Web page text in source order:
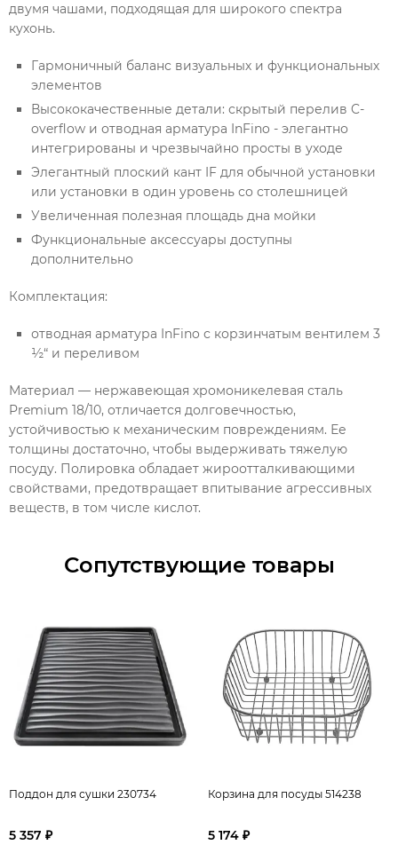
двумя чашами, подходящая для широкого спектра
кухонь.
Гармоничный баланс визуальных и функциональных
элементов
Высококачественные детали: скрытый перелив C-
overflow и отводная арматура InFino - элегантно
интегрированы и чрезвычайно просты в уходе
Элегантный плоский кант IF для обычной установки
или установки в один уровень со столешницей
Увеличенная полезная площадь дна мойки
Функциональные аксессуары доступны
дополнительно
Комплектация:
отводная арматура InFino с корзинчатым вентилем 3
½“ и переливом
Материал — нержавеющая хромоникелевая сталь
Premium 18/10, отличается долговечностью,
устойчивостью к механическим повреждениям. Ее
толщины достаточно, чтобы выдерживать тяжелую
посуду. Полировка обладает жироотталкивающими
свойствами, предотвращает впитывание агрессивных
веществ, в том числе кислот.
Сопутствующие товары
Поддон для сушки 230734
5 357 ₽
Корзина для посуды 514238
5 174 ₽